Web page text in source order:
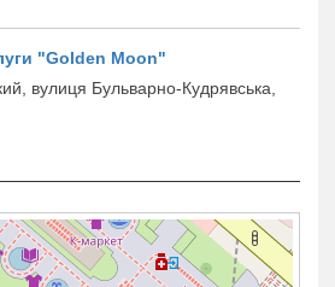
"Golden Moon"
вулиця Бульварно-Кудрявська,